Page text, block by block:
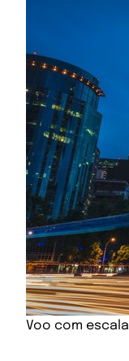
Voo com escala